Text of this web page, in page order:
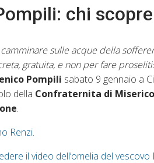
chi
sulle acque della
gratuita, e non per fare
Pompili sabato 9 gennaio a
della Confraternita di
.
Renzi.
il video dell’omelia del